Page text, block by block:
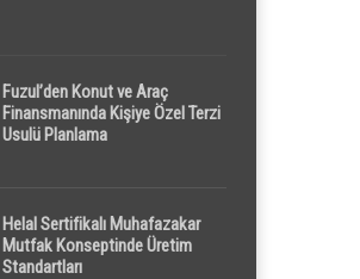
Fuzul’den Konut ve Araç
Finansmanında Kişiye Özel Terzi
Usulü Planlama
Helal Sertifikalı Muhafazakar
Mutfak Konseptinde Üretim
Standartları